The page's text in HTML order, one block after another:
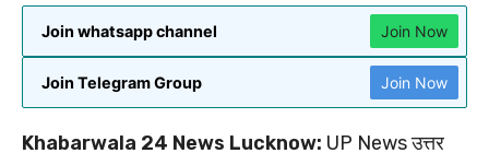
Join whatsapp channel Join Now
Join Telegram Group Join Now
Khabarwala 24 News Lucknow: UP News उत्तर